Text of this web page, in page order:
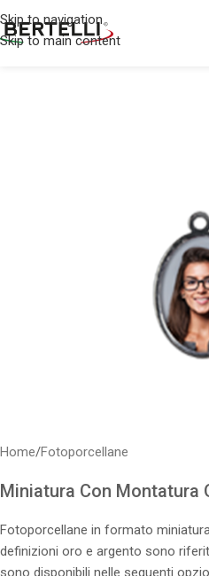
Skip to navigation
Skip to main content
Home/Fotoporcellane
Miniatura Con Montatura
Fotoporcellane in formato
definizioni oro e argento sono
sono disponibili nelle seguenti